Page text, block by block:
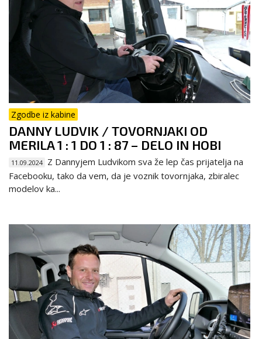
Zgodbe iz kabine
DANNY LUDVIK / TOVORNJAKI OD
MERILA 1 : 1 DO 1 : 87 – DELO IN HOBI
11.09.2024 Z Dannyjem Ludvikom sva že lep čas prijatelja na
Facebooku, tako da vem, da je voznik tovornjaka, zbiralec
modelov ka...